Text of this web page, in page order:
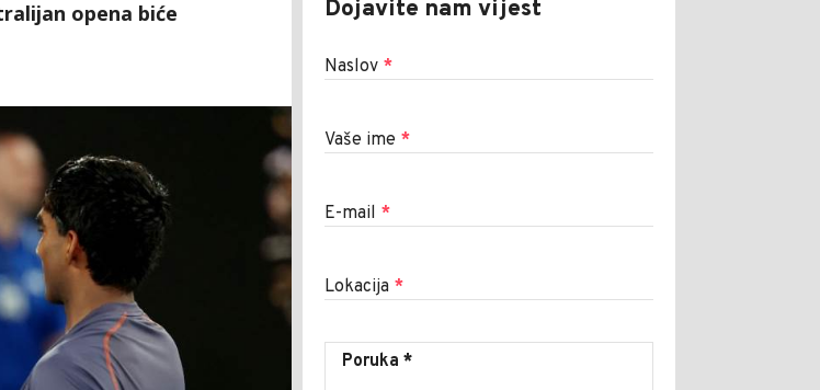
opena biće
Dojavite nam vijest
Naslov *
Vaše ime *
E-mail *
Lokacija *